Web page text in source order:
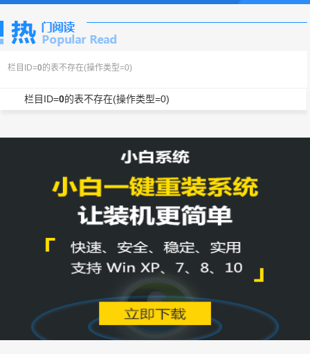
栏目ID=0 的表不存在(操作类型=0)
栏目ID=0的表不存在(操作类型=0)